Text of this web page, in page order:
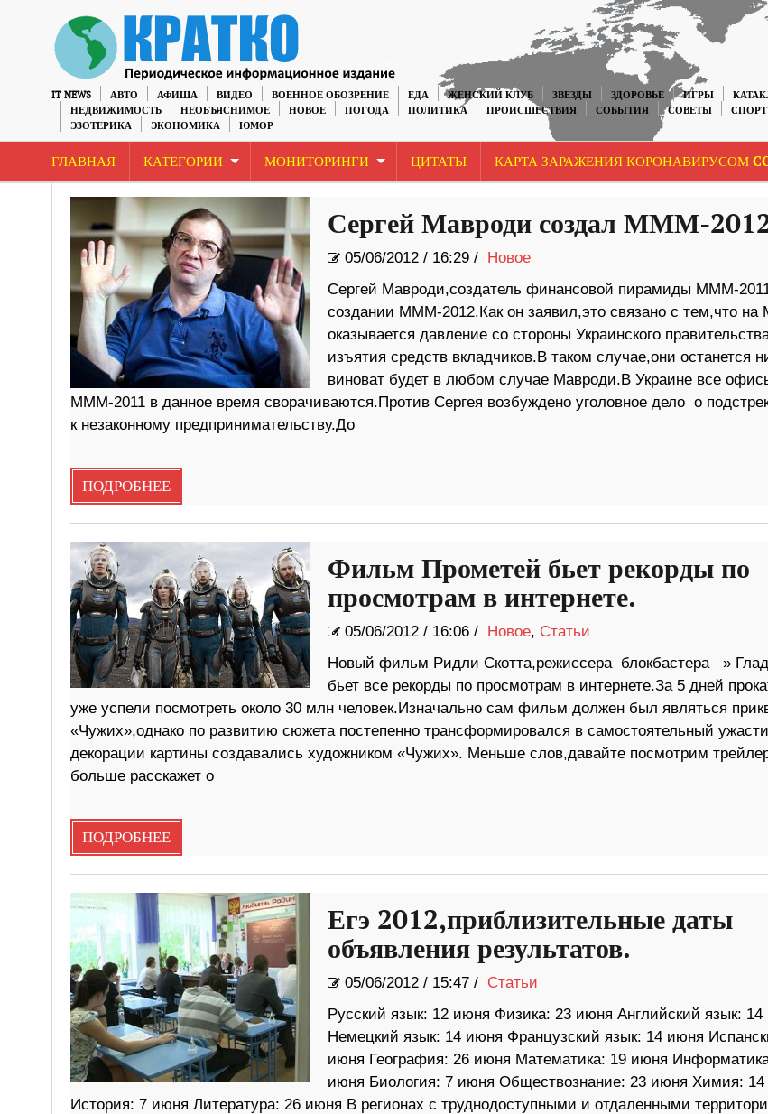
IT NEWS АВТО АФИША ВИДЕО ВОЕННОЕ ОБОЗРЕНИЕ ЕДА ЖЕНСКИЙ КЛУБ ЗВЕЗДЫ ЗДОРОВЬЕ ИГРЫ
НЕДВИЖИМОСТЬ
НЕОБЪЯСНИМОЕ НОВОЕ ПОГОДА ПОЛИТИКА ПРОИСШЕСТВИЯ СОБЫТИЯ СОВЕТЫ СПОРТ
ЭЗОТЕРИКА
ЭКОНОМИКА ЮМОР
ГЛАВНАЯ КАТЕГОРИИ МОНИТОРИНГИ ЦИТАТЫ КАРТА ЗАРАЖЕНИЯ КОРОНАВИРУСОМ
Сергей Мавроди создал МММ-
05/06/2012/ 16:29 / Новое
Сергей Мавроди,создатель финансовой пирамиды МММ-
создании МММ-2012.Как он заявил,это связано с тем,что
оказывается давление со стороны Украинского
изъятия средств вкладчиков.В таком случае,они останется
виноват будет в любом случае Мавроди.В Украине все
МММ-2011 в данное время сворачиваются.Против Сергея возбуждено уголовное дело о
к незаконному предпринимательству.До
ПОДРОБНЕЕ
Фильм Прометей бьет рекорды по
просмотрам в интернете.
05/06/2012/ 16:06 / Новое, Статьи
Новый фильм Ридли Скотта,режиссера блокбастера »
бьет все рекорды по просмотрам в интернете.За 5 дней
уже успели посмотреть около 30 млн человек.Изначально сам фильм должен был являться
«Чужих»,однако по развитию сюжета постепенно трансформировался в самостоятельный
декорации картины создавались художником «Чужих». Меньше слов,давайте посмотрим
больше расскажет о
ПОДРОБНЕЕ
Егэ 2012,приблизительные даты
объявления результатов.
05/06/2012/ 15:47 / Статьи
Русский язык: 12 июня Физика: 23 июня Английский язык:
Немецкий язык: 14 июня Французский язык: 14 июня
июня География: 26 июня Математика: 19 июня
июня Биология: 7 июня Обществознание: 23 июня Химия:
История: 7 июня Литература: 26 июня В регионах с труднодоступными и отдаленными